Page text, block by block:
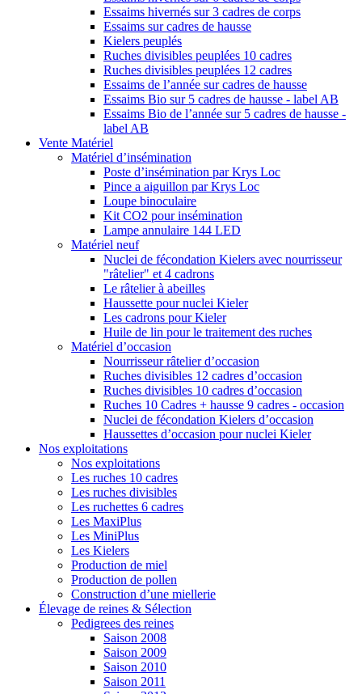
Essaims hivernés sur 3 cadres de corps
Essaims sur cadres de hausse
Kielers peuplés
Ruches divisibles peuplées 10 cadres
Ruches divisibles peuplées 12 cadres
Essaims de l’année sur cadres de hausse
Essaims Bio sur 5 cadres de hausse - label AB
Essaims Bio de l’année sur 5 cadres de hausse -
label AB
Vente Matériel
Matériel d’insémination
Poste d’insémination par Krys Loc
Pince a aiguillon par Krys Loc
Loupe binoculaire
Kit CO2 pour insémination
Lampe annulaire 144 LED
Matériel neuf
Nuclei de fécondation Kielers avec nourrisseur
"râtelier" et 4 cadrons
Le râtelier à abeilles
Haussette pour nuclei Kieler
Les cadrons pour Kieler
Huile de lin pour le traitement des ruches
Matériel d’occasion
Nourrisseur râtelier d’occasion
Ruches divisibles 12 cadres d’occasion
Ruches divisibles 10 cadres d’occasion
Ruches 10 Cadres + hausse 9 cadres - occasion
Nuclei de fécondation Kielers d’occasion
Haussettes d’occasion pour nuclei Kieler
Nos exploitations
Nos exploitations
Les ruches 10 cadres
Les ruches divisibles
Les ruchettes 6 cadres
Les MaxiPlus
Les MiniPlus
Les Kielers
Production de miel
Production de pollen
Construction d’une miellerie
Élevage de reines & Sélection
Pedigrees des reines
Saison 2008
Saison 2009
Saison 2010
Saison 2011